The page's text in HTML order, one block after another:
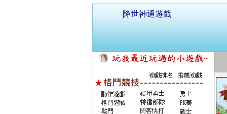
降世神通遊戲